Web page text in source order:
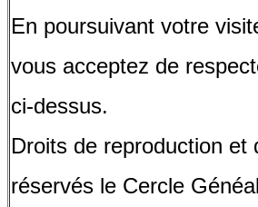
En poursuivant votre
vous acceptez de
ci-dessus.
Droits de reproduction et
réservés le Cercle